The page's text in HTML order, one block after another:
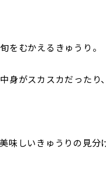
をむかえるきゅうり。
身がスカスカだったり
味しいきゅうりの見分